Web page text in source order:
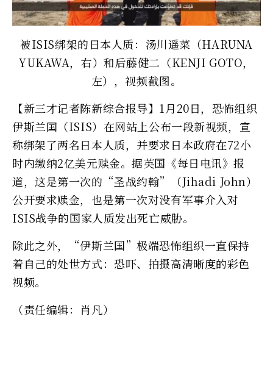
被ISIS绑架的日本人质：汤川遥菜（HARUNA
YUKAWA，右）和后藤健二（KENJI GOTO，
左），视频截图。
【新三才记者陈新综合报导】1月20日，恐怖组织
伊斯兰囯（ISIS）在网站上公布一段新视频，宣
称绑架了两名日本人质，并要求日本政府在72小
时内缴纳2亿美元赎金。据英国《每日电讯》报
道，这是第一次的“圣战约翰”（Jihadi John）
公开要求赎金，也是第一次对没有军事介入对
ISIS战争的国家人质发出死亡威胁。
除此之外，“伊斯兰国”极端恐怖组织一直保持
着自己的处世方式：恐吓、拍摄高清晰度的彩色
视频。
（责任编辑：肖凡）